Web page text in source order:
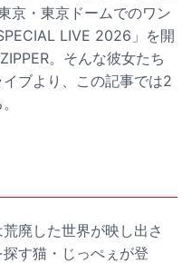
京・東京ドームでのワン
LIVE 2026」を開
。そんな彼女たち
ブより、この記事では2
廃した世界が映し出さ
す猫・じっぺぇが登